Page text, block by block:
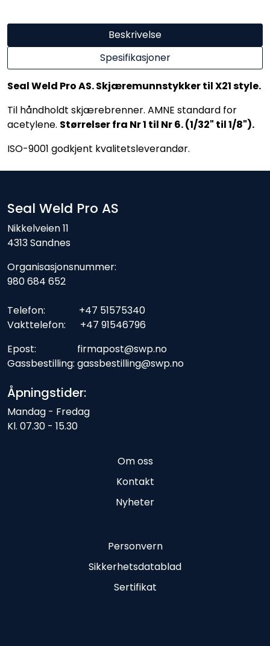
Beskrivelse
Spesifikasjoner
Seal Weld Pro AS. Skjæremunnstykker til X21 style.
Til håndholdt skjærebrenner. AMNE standard for
acetylene. Størrelser fra Nr 1 til Nr 6. (1/32" til 1/8").
ISO-9001 godkjent kvalitetsleverandør.
Seal Weld Pro AS
Nikkelveien 11
4313 Sandnes
Organisasjonsnummer:
980 684 652
Telefon: +47 51575340
Vakttelefon: +47 91546796
Epost: firmapost@swp.no
Gassbestilling: gassbestilling@swp.no
Åpningstider:
Mandag - Fredag
Kl. 07.30 - 15.30
Om oss
Kontakt
Nyheter
Personvern
Sikkerhetsdatablad
Sertifikat